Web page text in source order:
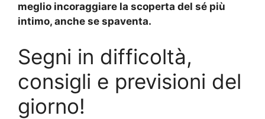
meglio incoraggiare la scoperta del sé più
intimo, anche se spaventa.
Segni in difficoltà,
consigli e previsioni del
giorno!